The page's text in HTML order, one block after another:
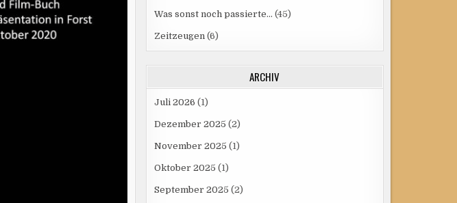
Was sonst noch passierte… (45)
Zeitzeugen(6)
ARCHIV
Juli 2026 (1)
Dezember 2025 (2)
November 2025 (1)
Oktober 2025 (1)
September 2025 (2)